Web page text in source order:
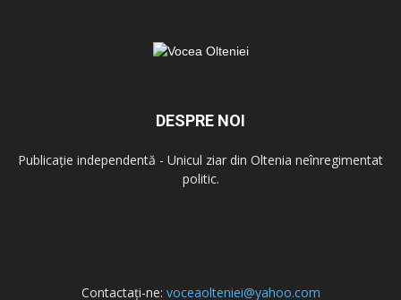
DESPRE NOI
Publicație independentă - Unicul ziar din Oltenia neînregimentat
politic.
Contactați-ne: voceaolteniei@yahoo.com